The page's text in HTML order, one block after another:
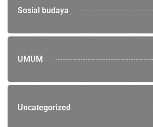
Sosial budaya
UMUM
Uncategorized